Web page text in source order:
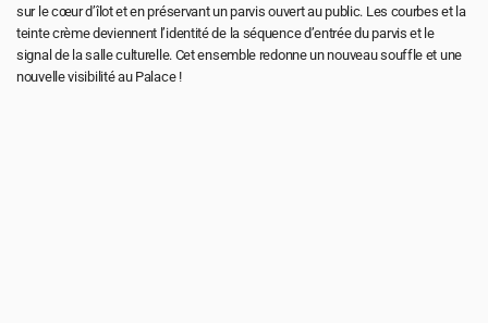
sur le cœur d’îlot et en préservant un parvis ouvert au public. Les courbes et la
teinte crème deviennent l’identité de la séquence d’entrée du parvis et le
signal de la salle culturelle. Cet ensemble redonne un nouveau souffle et une
nouvelle visibilité au Palace !